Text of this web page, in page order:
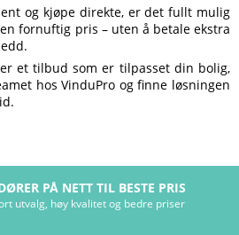
og kjøpe direkte, er det fullt mulig
fornuftig pris – uten å betale ekstra
et tilbud som er tilpasset din bolig,
hos VinduPro og finne løsningen
PÅ NETT TIL BESTE PRIS
utvalg, høy kvalitet og bedre priser